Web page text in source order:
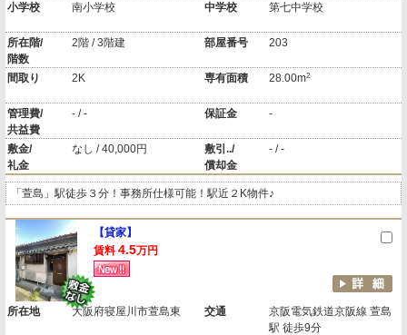
小学校
南小学校 中学校 第七中学校
所在階/
階数
2階 / 3階建 部屋番号 203
間取り 2K 専有面積 28.00m2
管理費/
共益費
- / - 保証金 -
敷金/
礼金
なし / 40,000円
敷引../
償却金
- / -
「萱島」駅徒歩３分！事務所仕様可能！駅近２K物件♪
【貸家】
賃料 4.5万円
所在地 大阪府寝屋川市萱島東 交通
京阪電気鉄道京阪線 萱島
駅 徒歩9分